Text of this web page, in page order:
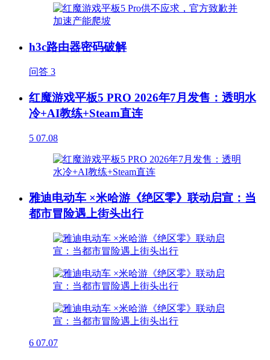
h3c路由器密码破解
问答 3
红魔游戏平板5 PRO 2026年7月发售：透明水
冷+AI教练+Steam直连
5 07.08
雅迪电动车 ×米哈游《绝区零》联动启宣：当
都市冒险遇上街头出行
6 07.07